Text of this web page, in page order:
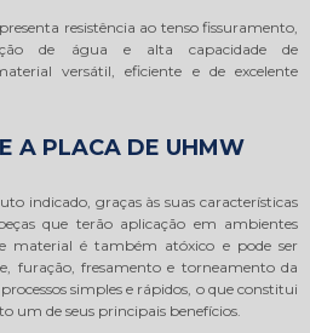
resistência ao tenso fissuramento,
de água e alta capacidade de
versátil, eficiente e de excelente
A PLACA DE UHMW
indicado, graças às suas características
que terão aplicação em ambientes
material é também atóxico e pode ser
furação, fresamento e torneamento da
simples e rápidos, o que constitui
um de seus principais benefícios.